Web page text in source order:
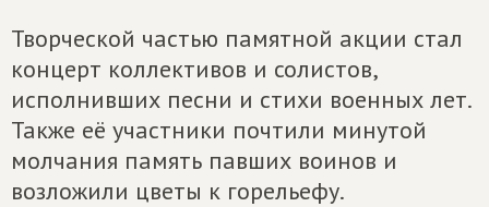
Творческой частью памятной акции стал
концерт коллективов и солистов,
исполнивших песни и стихи военных лет.
Также её участники почтили минутой
молчания память павших воинов и
возложили цветы к горельефу.